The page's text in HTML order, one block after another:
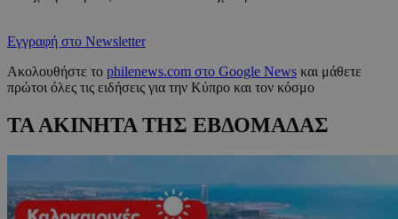
Εγγραφή στο Newsletter
Ακολουθήστε το philenews.com στο Google News και μάθετε
πρώτοι όλες τις ειδήσεις για την Κύπρο και τον κόσμο
ΤΑ ΑΚΙΝΗΤΑ ΤΗΣ ΕΒΔΟΜΑΔΑΣ